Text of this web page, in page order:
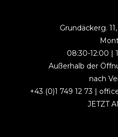
Grundäckerg.
08:30-12:00 |
Außerhalb der
nach
+43 (0)1 749 12 73 |
JETZT